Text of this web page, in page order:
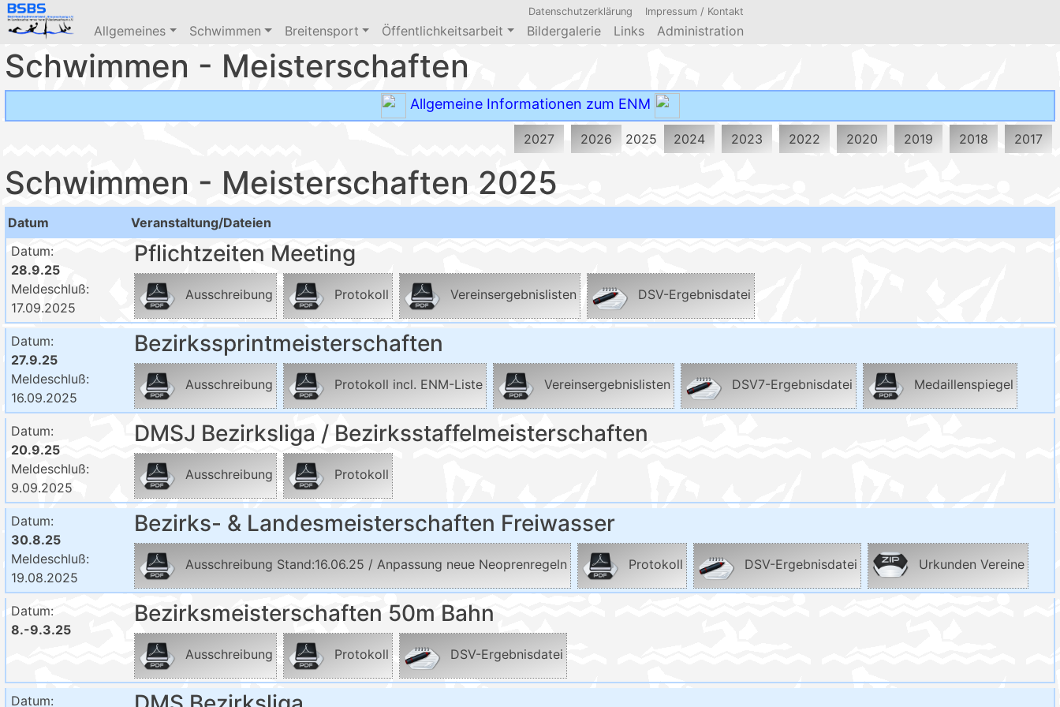
Impressum / Kontakt
Datenschutzerklärung
Allgemeines Schwimmen Breitensport Öffentlichkeitsarbeit Bildergalerie Links Administration
Schwimmen - Meisterschaften
Allgemeine Informationen zum ENM
2027 2026 2025 2024 2023 2022 2020 2019 2018 2017
Schwimmen - Meisterschaften 2025
Datum
Veranstaltung/Dateien
Datum:
28.9.25
Meldeschluß:
17.09.2025
Pflichtzeiten Meeting
Ausschreibung Protokoll Vereinsergebnislisten DSV-Ergebnisdatei
Datum:
27.9.25
Meldeschluß:
16.09.2025
Bezirkssprintmeisterschaften
Ausschreibung Protokoll incl. ENM-Liste Vereinsergebnislisten DSV7-Ergebnisdatei Medaillenspiegel
Datum:
20.9.25
Meldeschluß:
9.09.2025
DMSJ Bezirksliga / Bezirksstaffelmeisterschaften
Ausschreibung Protokoll
Datum:
30.8.25
Meldeschluß:
19.08.2025
Bezirks- & Landesmeisterschaften Freiwasser
Ausschreibung Stand:16.06.25 / Anpassung neue Neoprenregeln Protokoll DSV-Ergebnisdatei Urkunden Vereine
Datum:
8.-9.3.25
Bezirksmeisterschaften 50m Bahn
Ausschreibung Protokoll DSV-Ergebnisdatei
Datum: